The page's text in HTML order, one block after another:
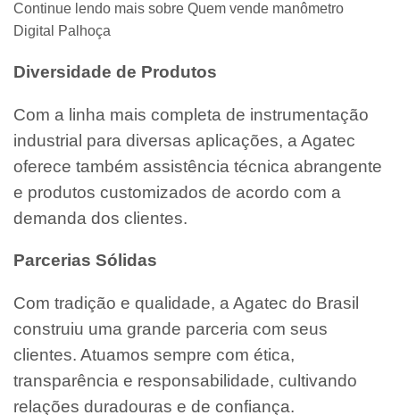
Continue lendo mais sobre Quem vende manômetro
Digital Palhoça
Diversidade de Produtos
Com a linha mais completa de instrumentação
industrial para diversas aplicações, a Agatec
oferece também assistência técnica abrangente
e produtos customizados de acordo com a
demanda dos clientes.
Parcerias Sólidas
Com tradição e qualidade, a Agatec do Brasil
construiu uma grande parceria com seus
clientes. Atuamos sempre com ética,
transparência e responsabilidade, cultivando
relações duradouras e de confiança.